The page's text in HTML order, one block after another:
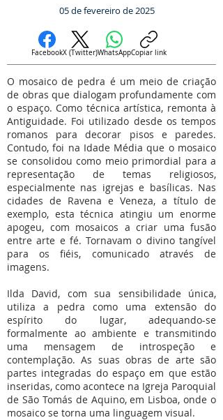
05 de fevereiro de 2025
FacebookX (Twitter)WhatsAppCopiar link
O mosaico de pedra é um meio de criação
de obras que dialogam profundamente com
o espaço. Como técnica artística, remonta à
Antiguidade. Foi utilizado desde os tempos
romanos para decorar pisos e paredes.
Contudo, foi na Idade Média que o mosaico
se consolidou como meio primordial para a
representação de temas religiosos,
especialmente nas igrejas e basílicas. Nas
cidades de Ravena e Veneza, a título de
exemplo, esta técnica atingiu um enorme
apogeu, com mosaicos a criar uma fusão
entre arte e fé. Tornavam o divino tangível
para os fiéis, comunicado através de
imagens.
Ilda David, com sua sensibilidade única,
utiliza a pedra como uma extensão do
espírito do lugar, adequando-se
formalmente ao ambiente e transmitindo
uma mensagem de introspeção e
contemplação. As suas obras de arte são
partes integradas do espaço em que estão
inseridas, como acontece na Igreja Paroquial
de São Tomás de Aquino, em Lisboa, onde o
mosaico se torna uma linguagem visual.